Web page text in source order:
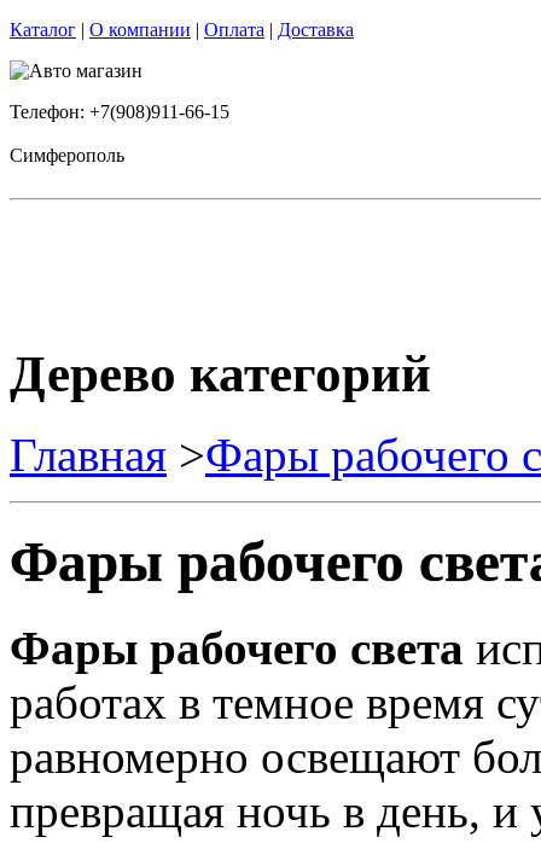
Каталог | О компании | Оплата | Доставка
Телефон: +7(908)911-66-15
Симферополь
Дерево категорий
Главная >Фары рабочего
Фары рабочего
Фары рабочего света
работах в темное время
равномерно освещают
превращая ночь в день, и